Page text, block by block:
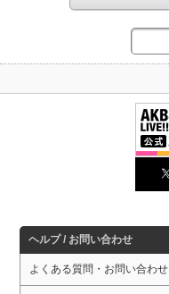
ヘルプ / お問い合わせ
よくある質問・お問い合わせ